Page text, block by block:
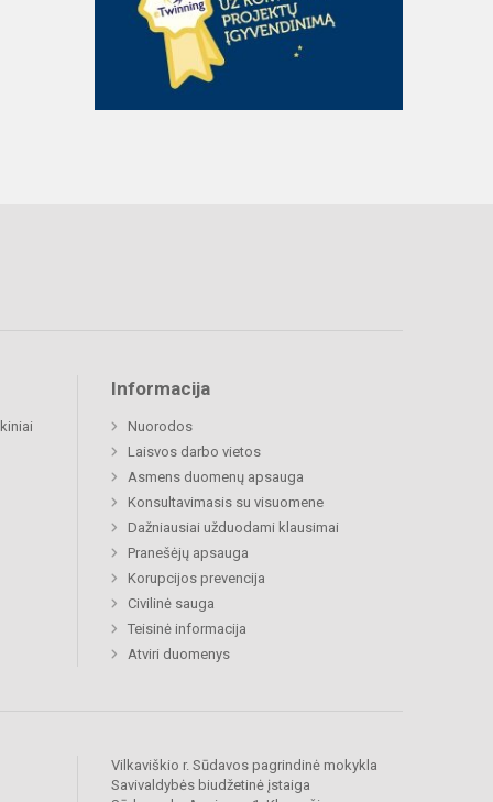
Informacija
Nuorodos
Laisvos darbo vietos
Asmens duomenų apsauga
Konsultavimasis su visuomene
Dažniausiai užduodami klausimai
Pranešėjų apsauga
Korupcijos prevencija
Civilinė sauga
Teisinė informacija
Atviri duomenys
Vilkaviškio r. Sūdavos pagrindinė mokykla
Savivaldybės biudžetinė įstaiga